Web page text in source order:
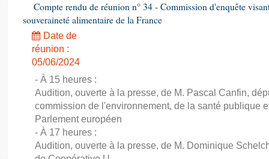
Questions écrites et orales
Comptes rendus des débats
Compte rendu de réunion n° 34 - Commission d'enquête
souveraineté alimentaire de la France
Date de
réunion :
05/06/2024
- À 15 heures :
Audition, ouverte à la presse, de M. Pascal Canfin,
commission de l'environnement, de la santé publique
Parlement européen
- À 17 heures :
Audition, ouverte à la presse, de M. Dominique